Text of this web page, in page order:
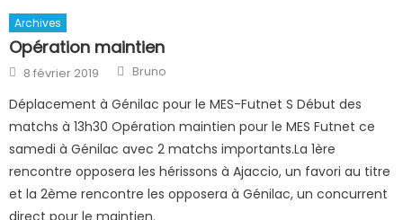
Archives
Opération maintien
Posted
on
8 février 2019 Author
Bruno
Déplacement à Génilac pour le MES-Futnet S Début des
matchs à 13h30 Opération maintien pour le MES Futnet ce
samedi à Génilac avec 2 matchs importants.La 1ère
rencontre opposera les hérissons à Ajaccio, un favori au titre
et la 2ème rencontre les opposera à Génilac, un concurrent
direct pour le maintien.